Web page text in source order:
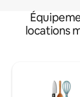
locations